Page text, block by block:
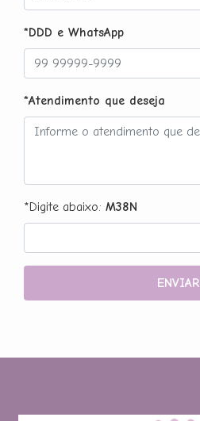
*DDD e WhatsApp
*Atendimento que deseja
*Digite abaixo: M38N
ENVIAR